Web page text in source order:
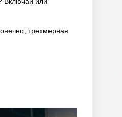
трехмерная